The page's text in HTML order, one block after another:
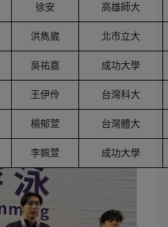
徐安 高雄師大
洪雋崴 北市立大
吳祐嘉 成功大學
王伊伶 台灣科大
楊郁萱 台灣體大
李姵萱 成功大學